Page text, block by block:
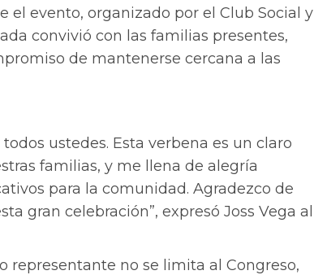
el evento, organizado por el Club Social y
convivió con las familias presentes,
de mantenerse cercana a las
ustedes. Esta verbena es un claro
familias, y me llena de alegría
para la comunidad. Agradezco de
gran celebración”, expresó Joss Vega al
representante no se limita al Congreso,